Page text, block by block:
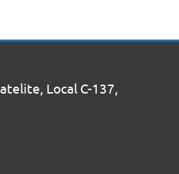
Local C-137,